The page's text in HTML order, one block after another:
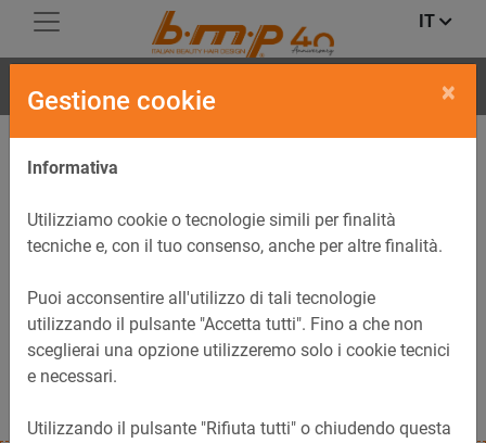
IT
SFERA NERA DIGIT
Gestione cookie ×
Informativa
Utilizziamo cookie o tecnologie simili per finalità
tecniche e, con il tuo consenso, anche per altre finalità.
Puoi acconsentire all'utilizzo di tali tecnologie
utilizzando il pulsante "Accetta tutti". Fino a che non
sceglierai una opzione utilizzeremo solo i cookie tecnici
e necessari.
Utilizzando il pulsante "Rifiuta tutti" o chiudendo questa